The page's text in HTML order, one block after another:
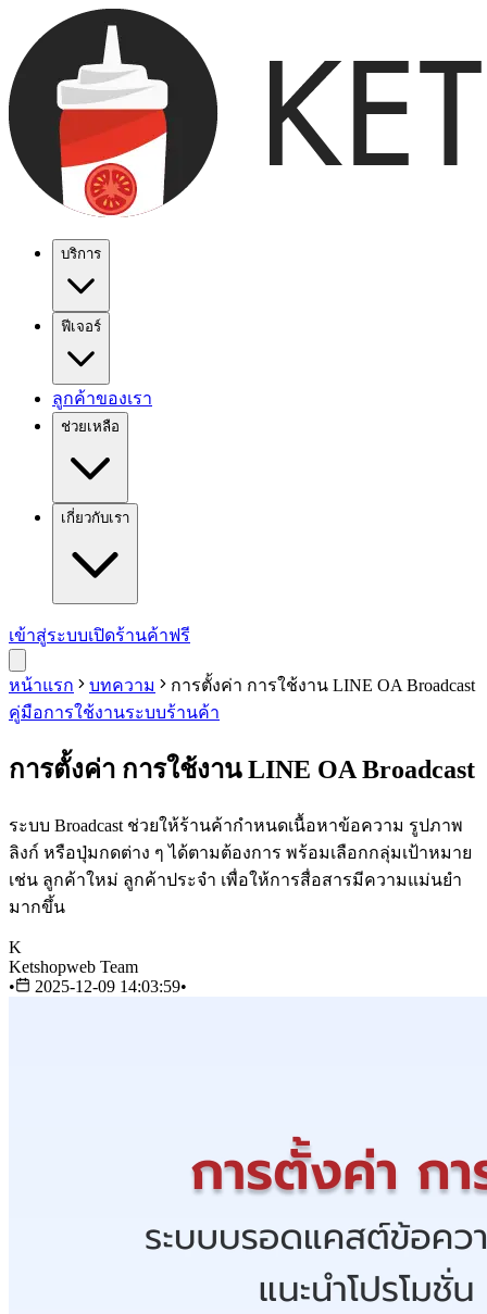
บริการ
ฟีเจอร์
ลูกค้าของเรา
ช่วยเหลือ
เกี่ยวกับเรา
เข้าสู่ระบบเปิดร้านค้าฟรี
หน้าแรก บทความ
การตั้งค่า การใช้งาน LINE OA Broadcast
คู่มือการใช้งานระบบร้านค้า
การตั้งค่า การใช้งาน LINE OA Broadcast
ระบบ Broadcast ช่วยให้ร้านค้ากำหนดเนื้อหาข้อความ รูปภาพ
ลิงก์ หรือปุ่มกดต่าง ๆ ได้ตามต้องการ พร้อมเลือกกลุ่มเป้าหมาย
เช่น ลูกค้าใหม่ ลูกค้าประจำ เพื่อให้การสื่อสารมีความแม่นยำ
มากขึ้น
K
Ketshopweb Team
•
2025-12-09 14:03:59•